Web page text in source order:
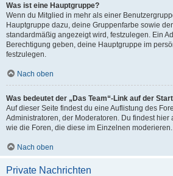
Was ist eine Hauptgruppe?
Wenn du Mitglied in mehr als einer
Hauptgruppe dazu, deine Gruppenfarbe sowie
standardmäßig angezeigt wird, festzulegen. Ein
Berechtigung geben, deine Hauptgruppe im
festzulegen.
Nach oben
Was bedeutet der „Das Team“-Link auf der
Auf dieser Seite findest du eine Auflistung des
Administratoren, der Moderatoren. Du findest hier
wie die Foren, die diese im Einzelnen moderieren.
Nach oben
Private Nachrichten